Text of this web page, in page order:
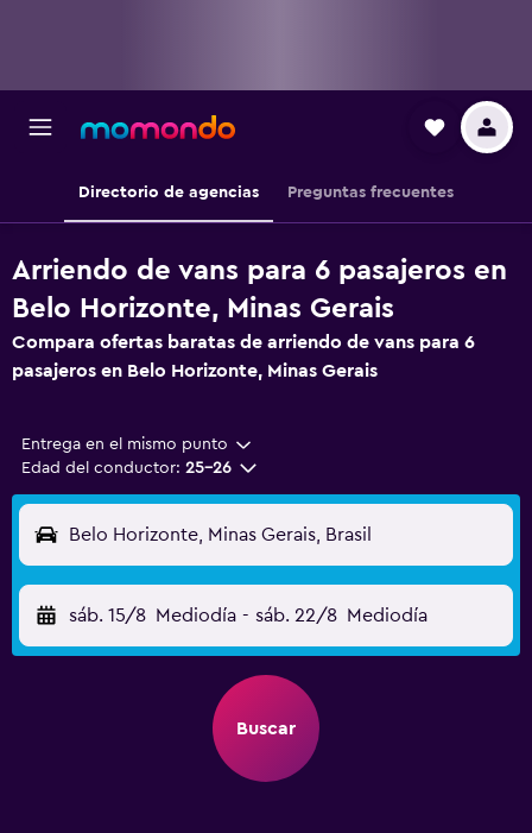
Directorio de agencias Preguntas frecuentes
Arriendo de vans para 6 pasajeros en
Belo Horizonte, Minas Gerais
Compara ofertas baratas de arriendo de vans para 6
pasajeros en Belo Horizonte, Minas Gerais
Entrega en el mismo punto
Edad del conductor: 25-26
Belo Horizonte, Minas Gerais, Brasil
sáb. 15/8 Mediodía - sáb. 22/8 Mediodía
Buscar